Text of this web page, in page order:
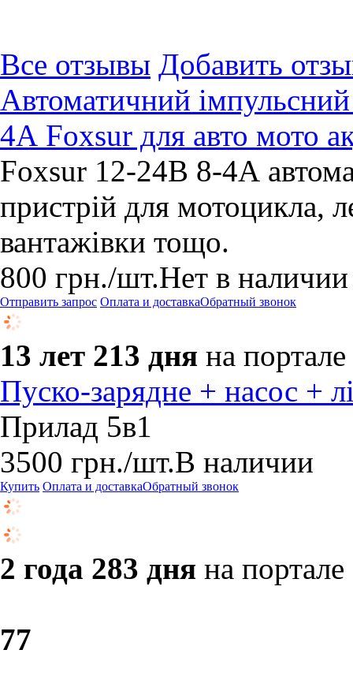
Все отзывы Добавить
Автоматичний
4А Foxsur для авто мото
Foxsur 12-24В 8-4А
пристрій для мотоцикла,
вантажівки тощо.
800 грн./шт.Нет в наличии
Отправить запрос Оплата и доставкаОбратный звонок
13 лет 213 дня на портале
Пуско-зарядне + насос +
Прилад 5в1
3500 грн./шт.В наличии
Купить Оплата и доставкаОбратный звонок
2 года 283 дня на портале
77